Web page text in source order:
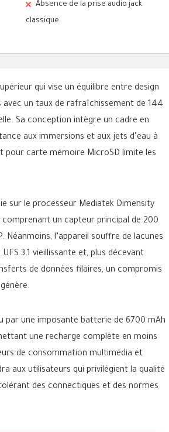
Absence de la prise audio jack
classique.
qui vise un équilibre entre design
avec un taux de rafraîchissement de 144
Sa conception intègre un cadre en
aux immersions et aux jets d’eau à
pour carte mémoire MicroSD limite les
sur le processeur Mediatek Dimensity
comprenant un capteur principal de 200
l’appareil souffre de lacunes
3.1 vieillissante et, plus décevant
de données filaires, un compromis
par une imposante batterie de 6700 mAh
une recharge complète en moins
de consommation multimédia et
aux utilisateurs qui privilégient la qualité
des connectiques et des normes